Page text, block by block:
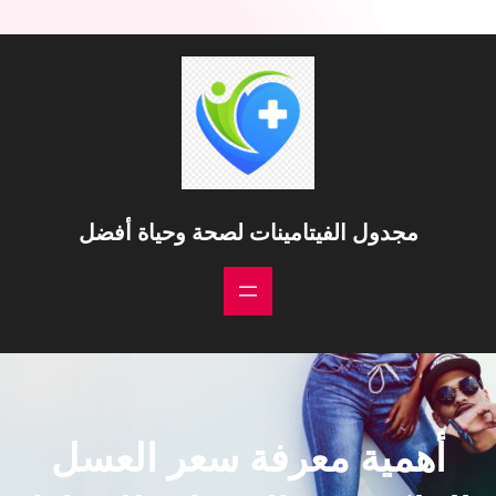
مجدول الفيتامينات لصحة وحياة أفضل
أهمية معرفة سعر العسل